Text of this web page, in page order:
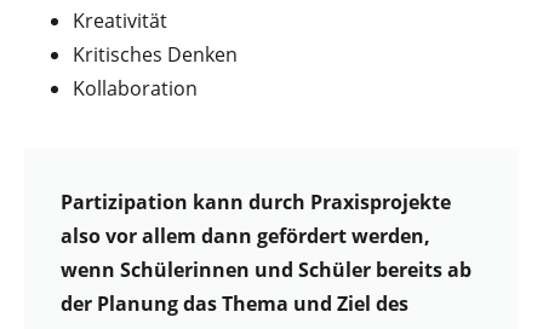
Kreativität
Kritisches Denken
Kollaboration
Partizipation kann durch Praxisprojekte
also vor allem dann gefördert werden,
wenn Schülerinnen und Schüler bereits ab
der Planung das Thema und Ziel des